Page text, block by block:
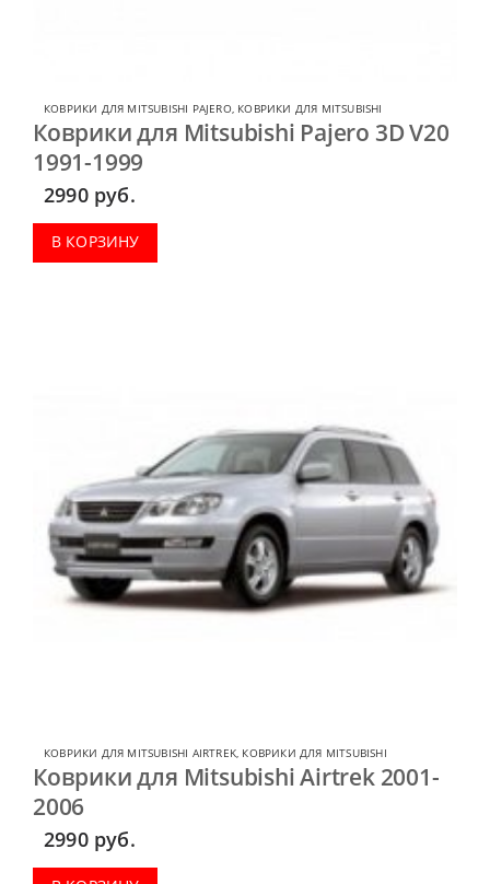
КОВРИКИ ДЛЯ MITSUBISHI PAJERO, КОВРИКИ ДЛЯ MITSUBISHI
Коврики для Mitsubishi Pajero 3D V20
1991-1999
2990 руб.
В КОРЗИНУ
КОВРИКИ ДЛЯ MITSUBISHI AIRTREK, КОВРИКИ ДЛЯ MITSUBISHI
Коврики для Mitsubishi Airtrek 2001-
2006
2990 руб.